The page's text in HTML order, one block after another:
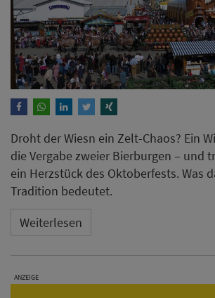
Droht der Wiesn ein Zelt-Chaos? Ein
die Vergabe zweier Bierburgen – und
ein Herzstück des Oktoberfests. Was
Tradition bedeutet.
Weiterlesen
ANZEIGE